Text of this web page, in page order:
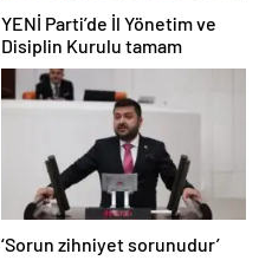
YENİ Parti’de İl Yönetim ve
Disiplin Kurulu tamam
‘Sorun zihniyet sorunudur’